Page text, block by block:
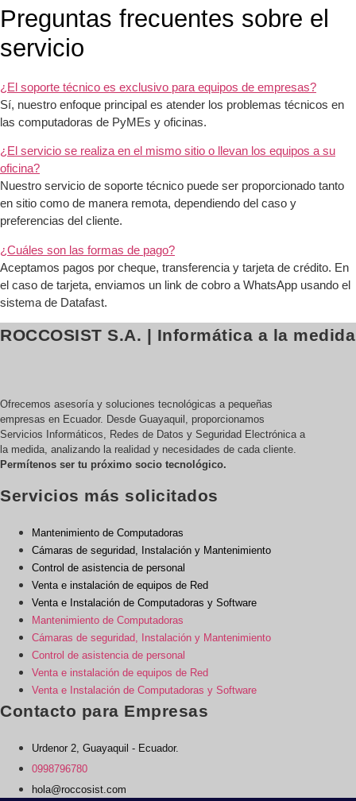
Preguntas frecuentes sobre el
servicio
¿El soporte técnico es exclusivo para equipos de empresas?
Sí, nuestro enfoque principal es atender los problemas técnicos en
las computadoras de PyMEs y oficinas.
¿El servicio se realiza en el mismo sitio o llevan los equipos a su
oficina?
Nuestro servicio de soporte técnico puede ser proporcionado tanto
en sitio como de manera remota, dependiendo del caso y
preferencias del cliente.
¿Cuáles son las formas de pago?
Aceptamos pagos por cheque, transferencia y tarjeta de crédito. En
el caso de tarjeta, enviamos un link de cobro a WhatsApp usando el
sistema de Datafast.
ROCCOSIST S.A. | Informática a la medida
Ofrecemos asesoría y soluciones tecnológicas a pequeñas
empresas en Ecuador. Desde Guayaquil, proporcionamos
Servicios Informáticos, Redes de Datos y Seguridad Electrónica a
la medida, analizando la realidad y necesidades de cada cliente.
Permítenos ser tu próximo socio tecnológico.
Servicios más solicitados
Mantenimiento de Computadoras
Cámaras de seguridad, Instalación y Mantenimiento
Control de asistencia de personal
Venta e instalación de equipos de Red
Venta e Instalación de Computadoras y Software
Mantenimiento de Computadoras
Cámaras de seguridad, Instalación y Mantenimiento
Control de asistencia de personal
Venta e instalación de equipos de Red
Venta e Instalación de Computadoras y Software
Contacto para Empresas
Urdenor 2, Guayaquil - Ecuador.
0998796780
hola@roccosist.com